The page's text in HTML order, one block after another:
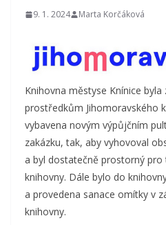
9. 1. 2024 Marta Korčáková
Knihovna městyse Knínice
prostředkům Jihomoravského
vybavena novým výpůjčním
zakázku, tak, aby vyhovoval
a byl dostatečně prostorný pro
knihovny. Dále bylo do
a provedena sanace omítky v
knihovny.